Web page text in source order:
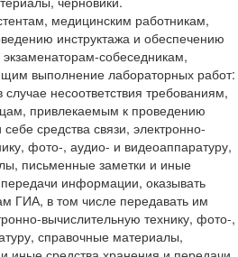
медицинским работникам,
инструктажа и обеспечению
собеседникам,
выполнение лабораторных работ:
случае несоответствия требованиям,
привлекаемым к проведению
средства связи, электронно-
фото-, аудио- и видеоаппаратуру,
письменные заметки и иные
информации, оказывать
ГИА, в том числе передавать им
вычислительную технику, фото-,
справочные материалы,